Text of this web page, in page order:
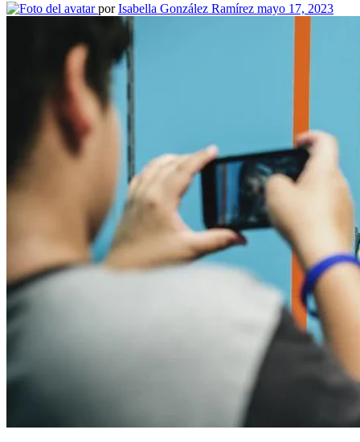
porIsabella González Ramírez mayo 17, 2023